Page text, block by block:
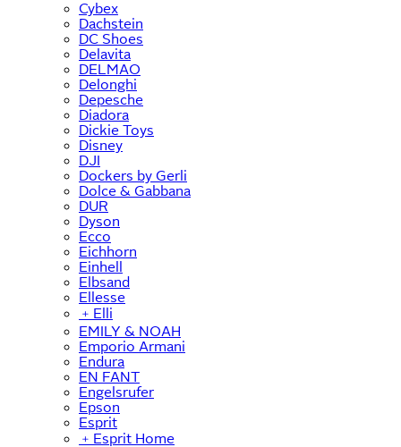
Cybex
Dachstein
DC Shoes
Delavita
DELMAO
Delonghi
Depesche
Diadora
Dickie Toys
Disney
DJI
Dockers by Gerli
Dolce & Gabbana
DUR
Dyson
Ecco
Eichhorn
Einhell
Elbsand
Ellesse
﹢ Elli
EMILY & NOAH
Emporio Armani
Endura
EN FANT
Engelsrufer
Epson
Esprit
﹢ Esprit Home